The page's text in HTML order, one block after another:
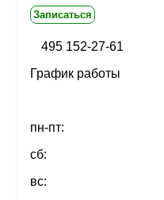
Записаться
495 152-27-61
График работы
пн-пт:
сб:
вс: